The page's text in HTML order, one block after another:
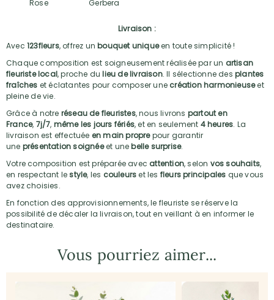
Rose Gerbera
Livraison :
Avec 123fleurs, offrez unbouquet uniqueen toute simplicité !
Chaque composition est soigneusement réalisée par un artisan
fleuriste local, proche dulieu de livraison. Il sélectionne desplantes
fraîches et éclatantes pour composer une création harmonieuseet
pleine de vie.
Grâce à notre réseau de fleuristes, nous livrons partout en
France, 7j/7, même les jours fériés, et en seulement 4 heures. La
livraison est effectuée en main proprepour garantir
une présentation soignéeet unebelle surprise.
Votre composition est préparée avec attention, selon vos souhaits,
en respectant lestyle, les couleurset les fleurs principales que vous
avez choisies.
En fonction des approvisionnements, le fleuriste se réserve la
possibilité de décaler la livraison, tout en veillant à en informer le
destinataire.
Vous pourriez aimer...